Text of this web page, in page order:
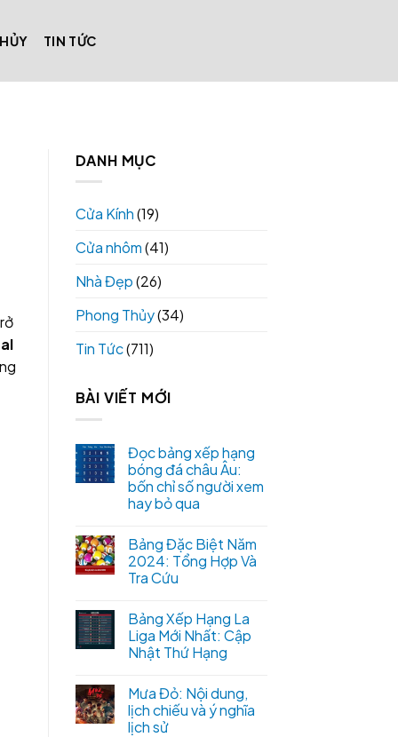
TIN TỨC
DANH MỤC
Cửa Kính(19)
Cửa nhôm(41)
Nhà Đẹp(26)
Phong Thủy(34)
Tin Tức(711)
BÀI VIẾT MỚI
Đọc bảng xếp hạng
bóng đá châu Âu:
bốn chỉ số người xem
hay bỏ qua
Bảng Đặc Biệt Năm
2024: Tổng Hợp Và
Tra Cứu
Bảng Xếp Hạng La
Liga Mới Nhất: Cập
Nhật Thứ Hạng
Mưa Đỏ: Nội dung,
lịch chiếu và ý nghĩa
lịch sử